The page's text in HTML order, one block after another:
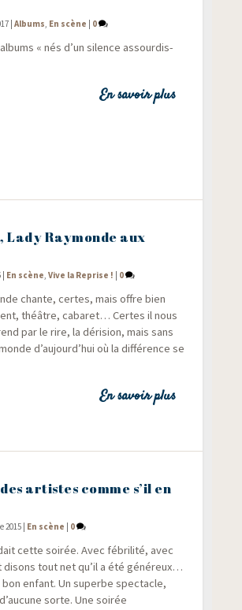
|Albums, En scène 0
« nés d’un silence assour­dis­
En savoir plus
Lady Raymonde aux
En scène,Vive la Reprise ! 0
chante, certes, mais offre bien
théâtre, caba­ret… Certes il nous
par le rire, la déri­sion, mais sans
d’aujourd’hui où la dif­fé­rence se
En savoir plus
artistes comme s’il en
2015 En scène 0
cette soi­rée. Avec fébri­li­té, avec
tout net qu’il a été géné­reux…
enfant. Un superbe spec­tacle,
sorte. Une soi­rée